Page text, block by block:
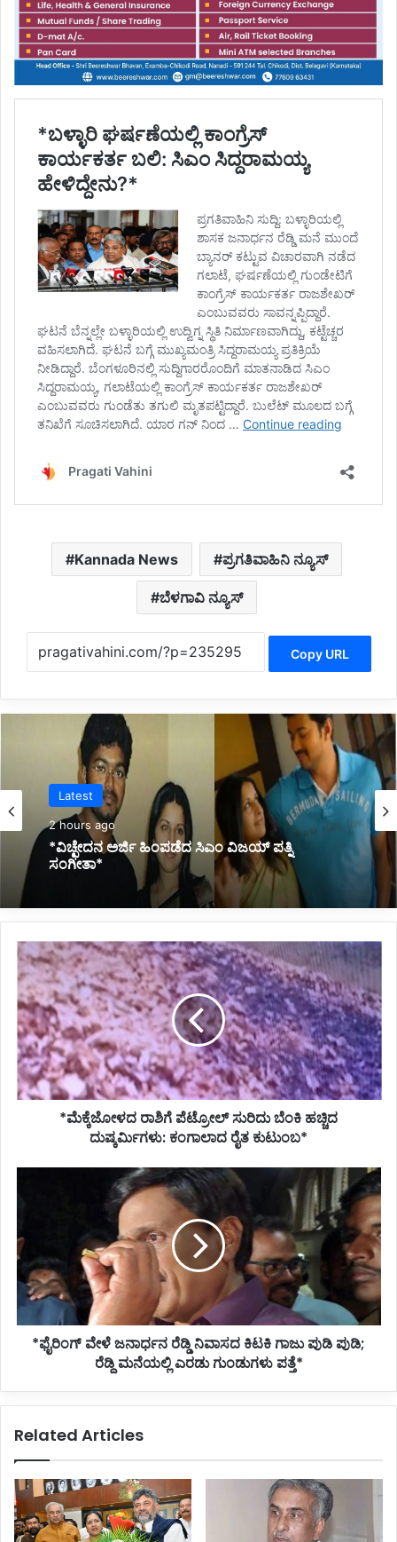
Kannada News ಪ್ರಗತಿವಾಹಿನಿ ನ್ಯೂಸ್
ಬೆಳಗಾವಿ ನ್ಯೂಸ್
Copy URL
Kannada News
3 hours ago
*ಸೂಸೈಡ್ ಪ್ರಕರಣ: ಸಮಾಜ ಒಟ್ಟಿಗೆ ಬದುಕಲು ಬಿಡುವುದಿಲ್ಲ
ಎಂದು ಆತ್ಮಹತ್ಯೆ*
*ಮೆಕ್ಕೆಜೋಳದ
ರಾಶಿಗೆ
ಪೆಟ್ರೋಲ್
ಸುರಿದು
ಬೆಂಕಿ
ಹಚ್ಚಿದ
ದುಷ್ಕರ್ಮಿಗಳು:
ಕಂಗಾಲಾದ
ರೈತ
*ಮೆಕ್ಕೆಜೋಳದ ರಾಶಿಗೆ ಪೆಟ್ರೋಲ್ ಸುರಿದು ಬೆಂಕಿ ಹಚ್ಚಿದ
ದುಷ್ಕರ್ಮಿಗಳು: ಕಂಗಾಲಾದ ರೈತ ಕುಟುಂಬ*
ನಿವಾಸದ
ಕಿಟಕಿ
ಗಾಜು
ಪುಡಿ
ಪುಡಿ;
ಮನೆಯಲ್ಲಿ
*ಫೈರಿಂಗ್ ವೇಳೆ ಜನಾರ್ಧನ ರೆಡ್ಡಿ ನಿವಾಸದ ಕಿಟಕಿ ಗಾಜು ಪುಡಿ ಪುಡಿ;
ರೆಡ್ದಿ ಮನೆಯಲ್ಲಿ ಎರಡು ಗುಂಡುಗಳು ಪತ್ತೆ*
Related Articles